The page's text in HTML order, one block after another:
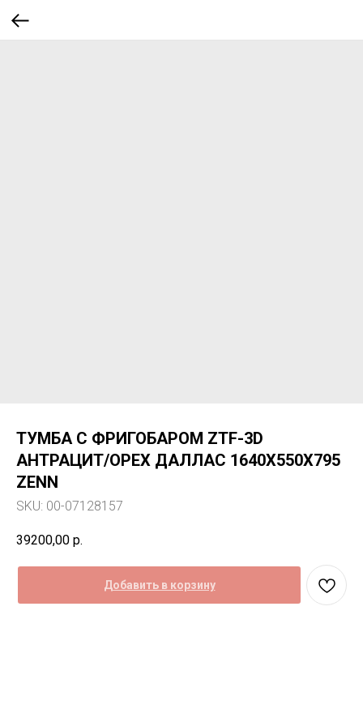
ТУМБА С ФРИГОБАРОМ ZTF-3D
АНТРАЦИТ/ОРЕХ ДАЛЛАС 1640Х550Х795
ZENN
SKU: 00-07128157
39200,00 р.
Добавить в корзину